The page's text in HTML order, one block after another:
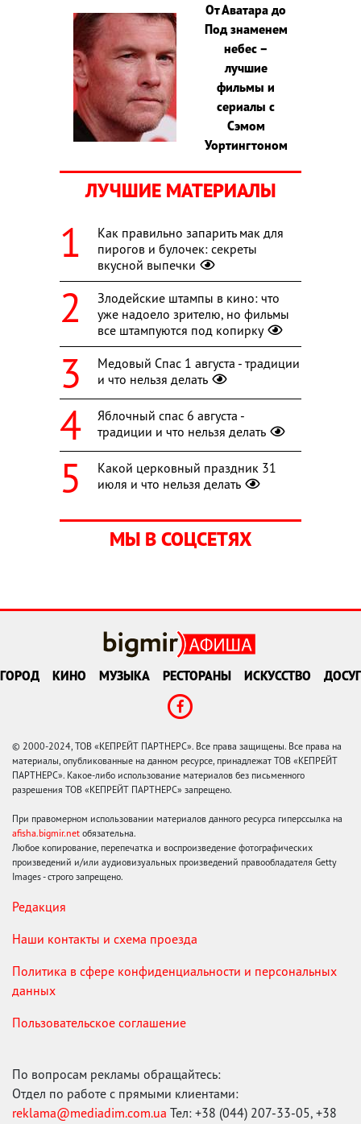
От Аватара до
Под знаменем
небес –
лучшие
фильмы и
сериалы с
Сэмом
Уортингтоном
ЛУЧШИЕ МАТЕРИАЛЫ
Как правильно запарить мак для
пирогов и булочек: секреты
вкусной выпечки
Злодейские штампы в кино: что
уже надоело зрителю, но фильмы
все штампуются под копирку
Медовый Спас 1 августа - традиции
и что нельзя делать
Яблочный спас 6 августа -
традиции и что нельзя делать
Какой церковный праздник 31
июля и что нельзя делать
МЫ В СОЦСЕТЯХ
ГОРОД КИНО МУЗЫКА РЕСТОРАНЫ ИСКУССТВО ДОСУГ
© 2000-2024, ТОВ «КЕПРЕЙТ ПАРТНЕРС». Все права защищены. Все права на
материалы, опубликованные на данном ресурсе, принадлежат ТОВ «КЕПРЕЙТ
ПАРТНЕРС». Какое-либо использование материалов без письменного
разрешения ТОВ «КЕПРЕЙТ ПАРТНЕРС» запрещено.
При правомерном использовании материалов данного ресурса гиперссылка на
afisha.bigmir.net обязательна.
Любое копирование, перепечатка и воспроизведение фотографических
произведений и/или аудиовизуальных произведений правообладателя Getty
Images - строго запрещено.
Редакция
Наши контакты и схема проезда
Политика в сфере конфиденциальности и персональных
данных
Пользовательское соглашение
По вопросам рекламы обращайтесь:
Отдел по работе с прямыми клиентами:
reklama@mediadim.com.ua Тел: +38 (044) 207-33-05, +38